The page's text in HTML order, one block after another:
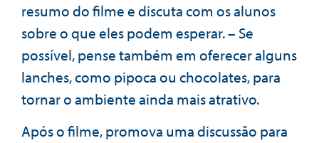
resumo do filme e discuta com os alunos
sobre o que eles podem esperar. – Se
possível, pense também em oferecer alguns
lanches, como pipoca ou chocolates, para
tornar o ambiente ainda mais atrativo.
Após o filme, promova uma discussão para